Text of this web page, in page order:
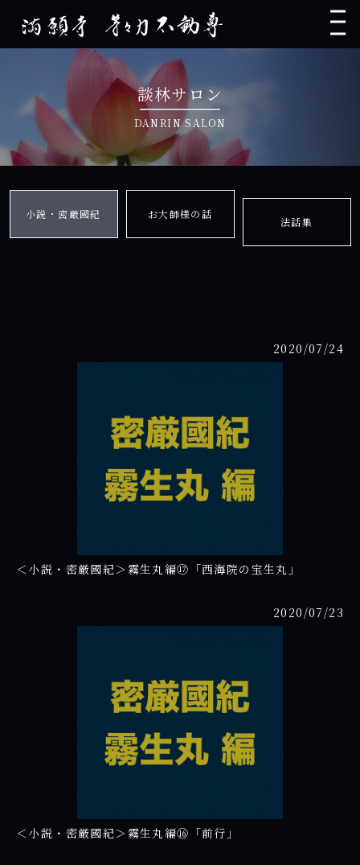
談林サロン
DANRIN SALON
小説・密厳國紀 お大師様の話
法話集
2020/07/24
＜小説・密厳國紀＞霧生丸編⑰「西海院の宝生丸」
2020/07/23
＜小説・密厳國紀＞霧生丸編⑯「前行」